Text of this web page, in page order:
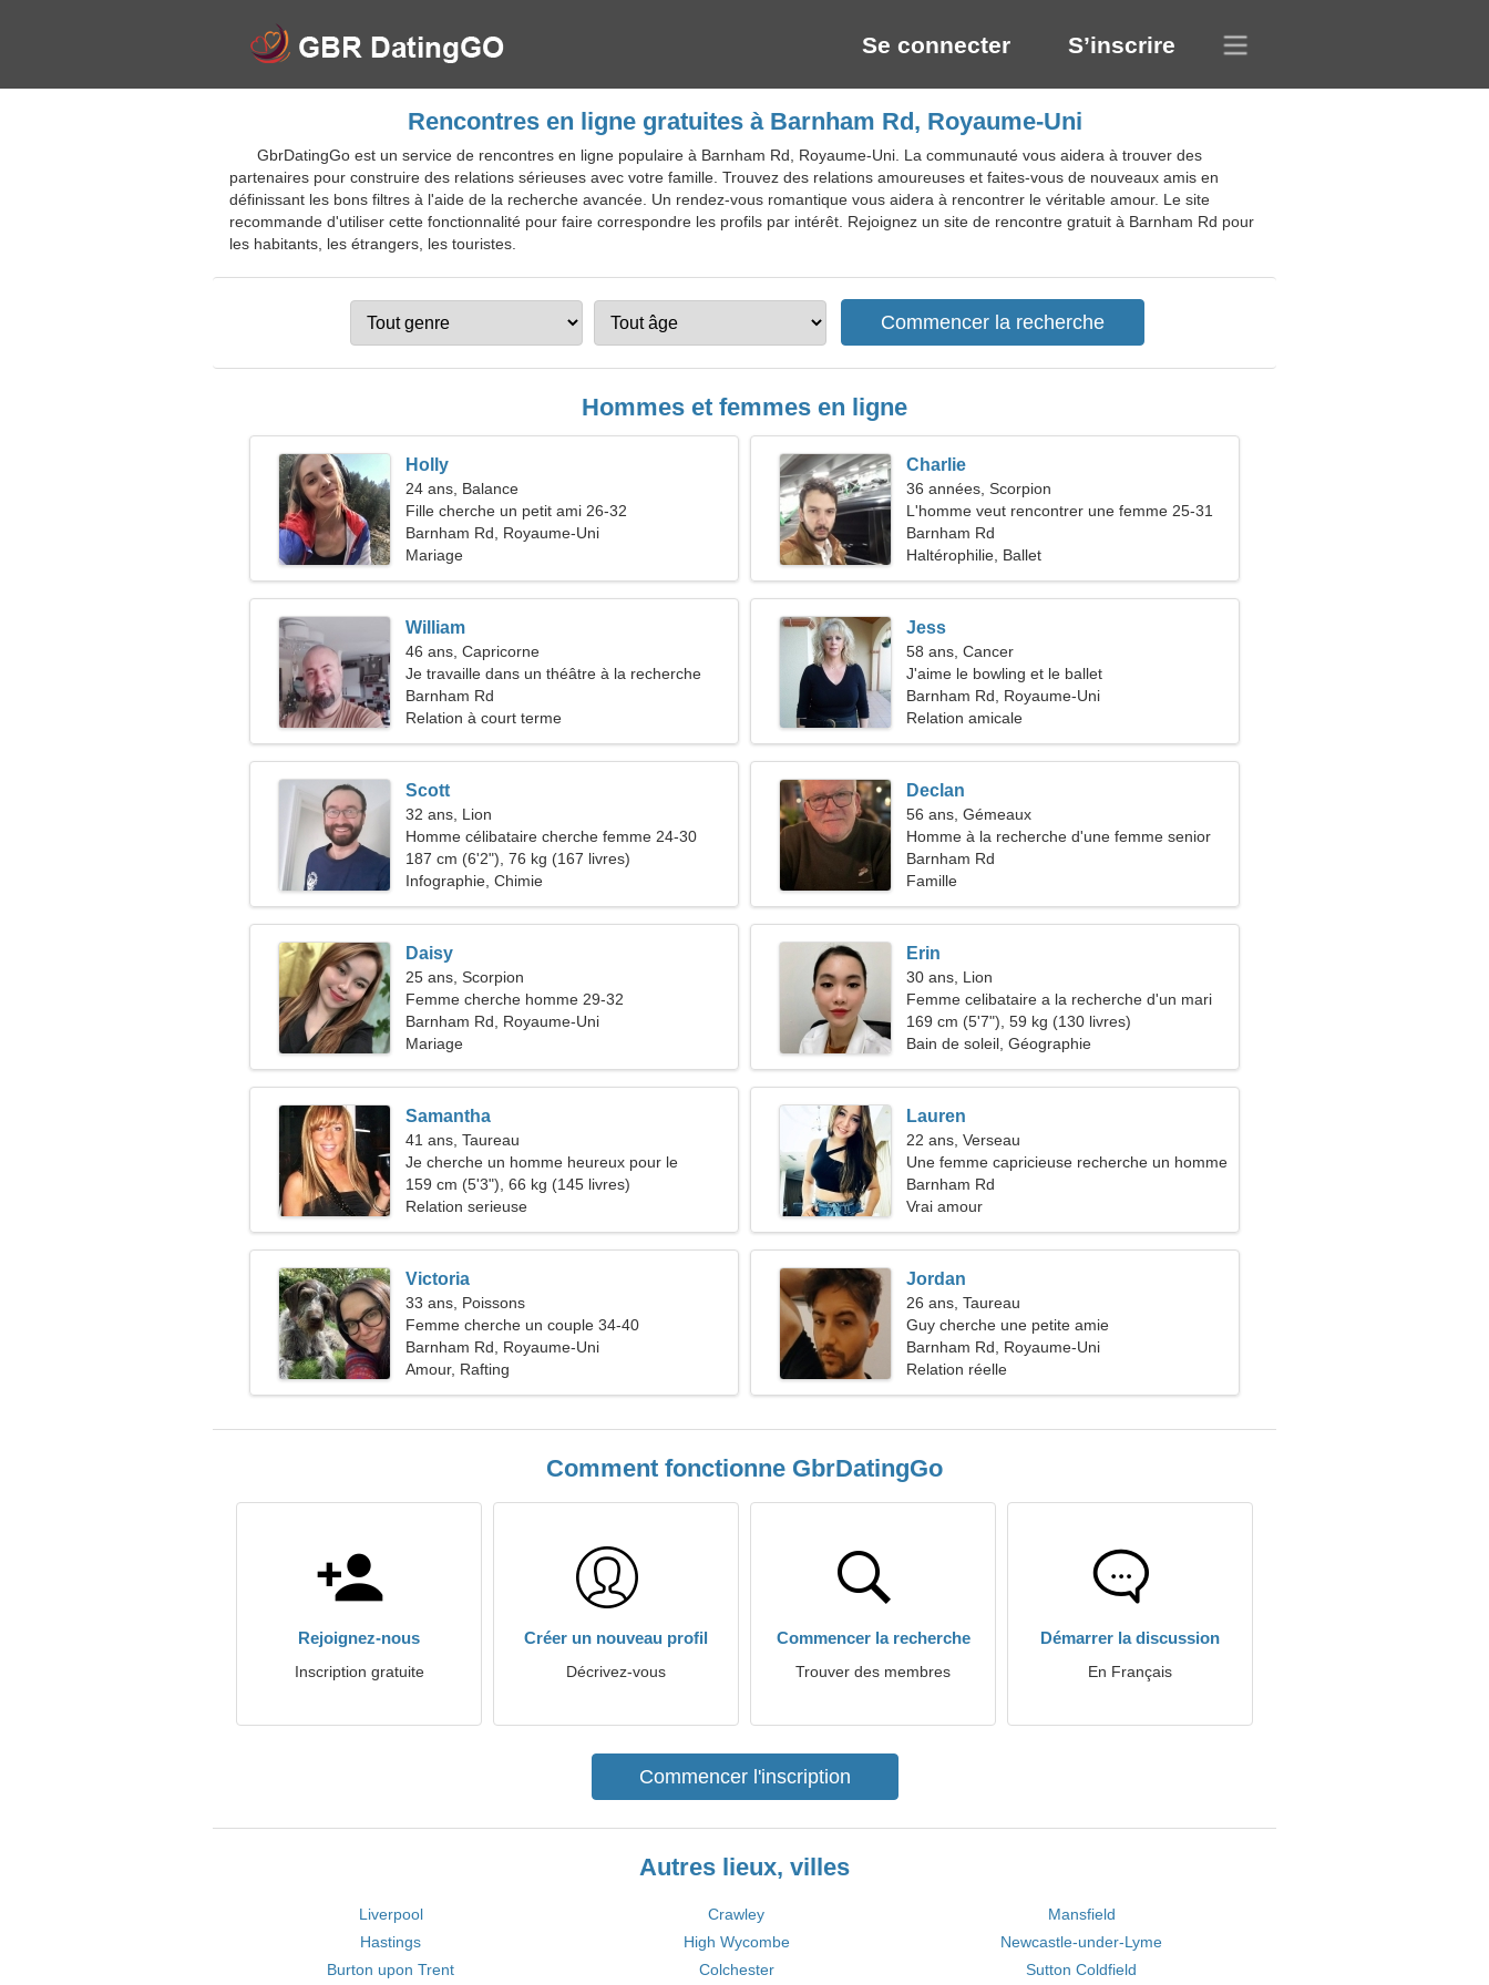
Se connecter S’inscrire
Rencontres en ligne gratuites à Barnham Rd, Royaume-Uni
GbrDatingGo est un service de rencontres en ligne populaire à Barnham Rd, Royaume-Uni. La communauté vous aidera à trouver des
partenaires pour construire des relations sérieuses avec votre famille. Trouvez des relations amoureuses et faites-vous de nouveaux amis en
définissant les bons filtres à l'aide de la recherche avancée. Un rendez-vous romantique vous aidera à rencontrer le véritable amour. Le site
recommande d'utiliser cette fonctionnalité pour faire correspondre les profils par intérêt. Rejoignez un site de rencontre gratuit à Barnham Rd pour
les habitants, les étrangers, les touristes.
Hommes et femmes en ligne
Holly
24 ans, Balance
Fille cherche un petit ami 26-32
Barnham Rd, Royaume-Uni
Mariage
Charlie
36 années, Scorpion
L'homme veut rencontrer une femme 25-31
Barnham Rd
Haltérophilie, Ballet
William
46 ans, Capricorne
Je travaille dans un théâtre à la recherche
d'une femme timide
Barnham Rd
Relation à court terme
Jess
58 ans, Cancer
J'aime le bowling et le ballet
Barnham Rd, Royaume-Uni
Relation amicale
Scott
32 ans, Lion
Homme célibataire cherche femme 24-30
187 cm (6'2"), 76 kg (167 livres)
Infographie, Chimie
Declan
56 ans, Gémeaux
Homme à la recherche d'une femme senior
Barnham Rd
Famille
Daisy
25 ans, Scorpion
Femme cherche homme 29-32
Barnham Rd, Royaume-Uni
Mariage
Erin
30 ans, Lion
Femme celibataire a la recherche d'un mari
36-42
169 cm (5'7"), 59 kg (130 livres)
Bain de soleil, Géographie
Samantha
41 ans, Taureau
Je cherche un homme heureux pour le
camping
159 cm (5'3"), 66 kg (145 livres)
Relation serieuse
Lauren
22 ans, Verseau
Une femme capricieuse recherche un homme
Barnham Rd
Vrai amour
Victoria
33 ans, Poissons
Femme cherche un couple 34-40
Barnham Rd, Royaume-Uni
Amour, Rafting
Jordan
26 ans, Taureau
Guy cherche une petite amie
Barnham Rd, Royaume-Uni
Relation réelle
Comment fonctionne GbrDatingGo
Rejoignez-nous
Inscription gratuite
Créer un nouveau profil
Décrivez-vous
Commencer la recherche
Trouver des membres
Démarrer la discussion
En Français
Commencer l'inscription
Autres lieux, villes
Liverpool Crawley
Mansfield
Hastings
High Wycombe
Newcastle-under-Lyme
Burton upon Trent
Colchester Sutton Coldfield